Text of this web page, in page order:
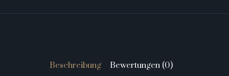
Beschreibung Bewertungen (0)